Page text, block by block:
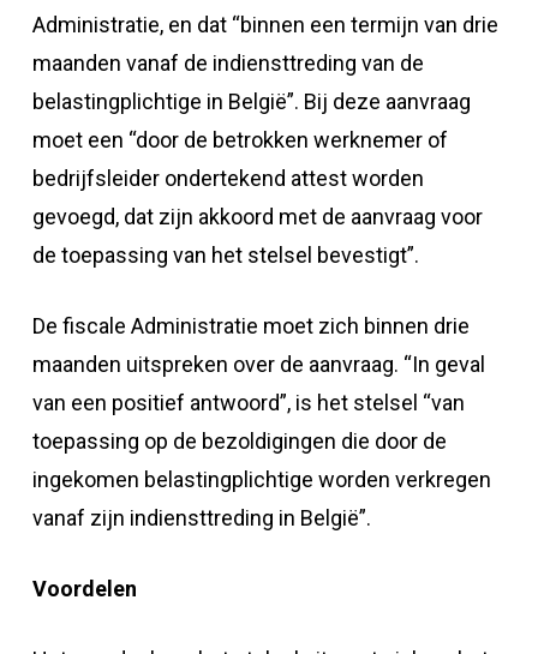
Administratie, en dat “binnen een termijn van drie
maanden vanaf de indiensttreding van de
belastingplichtige in België”. Bij deze aanvraag
moet een “door de betrokken werknemer of
bedrijfsleider ondertekend attest worden
gevoegd, dat zijn akkoord met de aanvraag voor
de toepassing van het stelsel bevestigt”.
De fiscale Administratie moet zich binnen drie
maanden uitspreken over de aanvraag. “In geval
van een positief antwoord”, is het stelsel “van
toepassing op de bezoldigingen die door de
ingekomen belastingplichtige worden verkregen
vanaf zijn indiensttreding in België”.
Voordelen